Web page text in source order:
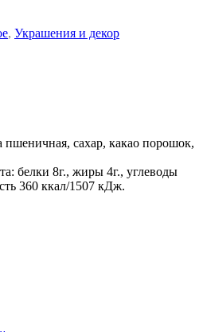
, Украшения и декор
пшеничная, сахар, какао порошок,
белки 8г., жиры 4г., углеводы
360 ккал/1507 кДж.